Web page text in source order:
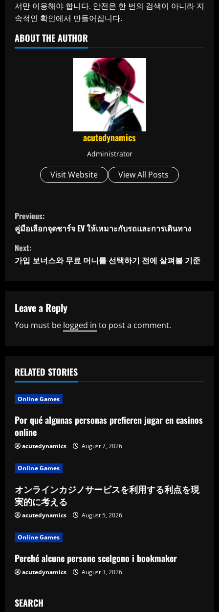
서만 이용해야 합니다. 안전은 한 번의 검색이 아니라 지
속적인 확인에서 만들어집니다.
ABOUT THE AUTHOR
acutedynamics
Administrator
Visit Website View All Posts
C
o
n
n
u
R
e
a
d
i
n
g
Previous:
คู่มือเลือกจุดชาร์จ EV ให้เหมาะกับรถและการเดินทาง
Next:
가입 보너스와 무료 머니를 선택하기 전에 살펴볼 기준
Leave a Reply
You must be logged in to post a comment.
RELATED STORIES
Online Games
Por qué algunas personas prefieren jugar en casinos
online
acutedynamics August 7, 2026
Online Games
オンラインカジノサービスを利用する利点を現
実的に考える
acutedynamics August 5, 2026
Online Games
Perché alcune persone scelgono i bookmaker
acutedynamics August 3, 2026
SEARCH